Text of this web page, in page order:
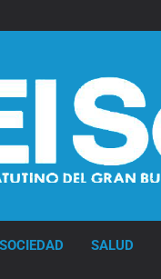
SOCIEDAD SALUD